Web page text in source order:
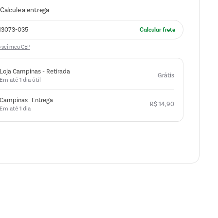
meu CEP
Campinas - Retirada
até 1 dia útil
Grátis
Entrega
até 1 dia
R$ 14,90